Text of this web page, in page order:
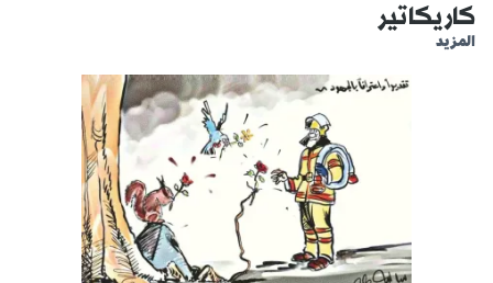
كاريكاتير
المزيد